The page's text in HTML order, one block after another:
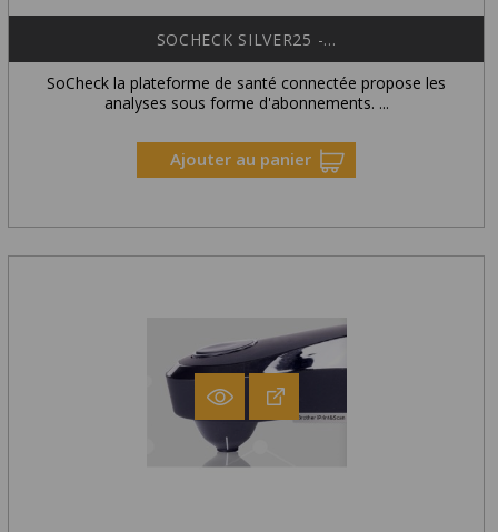
SOCHECK SILVER25 -...
SoCheck la plateforme de santé connectée propose les
analyses sous forme d'abonnements. ...
Ajouter au panier